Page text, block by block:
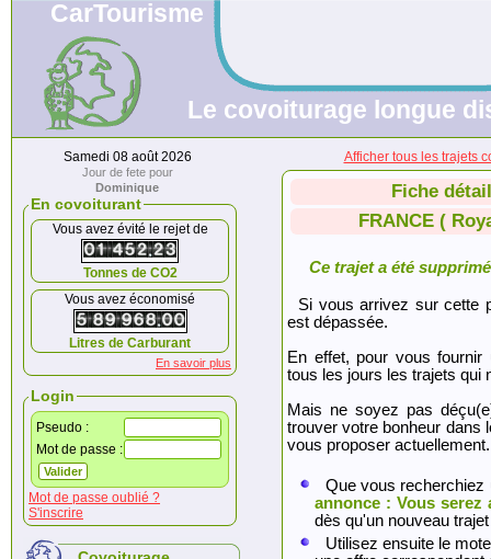
CarTourisme
Le covoiturage longue
Samedi 08 août 2026
Jour de fete pour
Dominique
En covoiturant
Vous avez évité le rejet de
Tonnes de CO2
Vous avez économisé
Litres de Carburant
En savoir plus
Login
Pseudo :
Mot de passe :
Mot de passe oublié ?
S'inscrire
Afficher tous les trajets
Fiche
FRANCE (
Ce trajet a été
Si vous arrivez sur cette
est dépassée.
En effet, pour vous fournir
tous les jours les trajets qui
Mais ne soyez pas
trouver votre bonheur dans
vous proposer actuellement.
Que vous
annonce : Vous serez
dès qu'un nouveau
Utilisez ensuite le